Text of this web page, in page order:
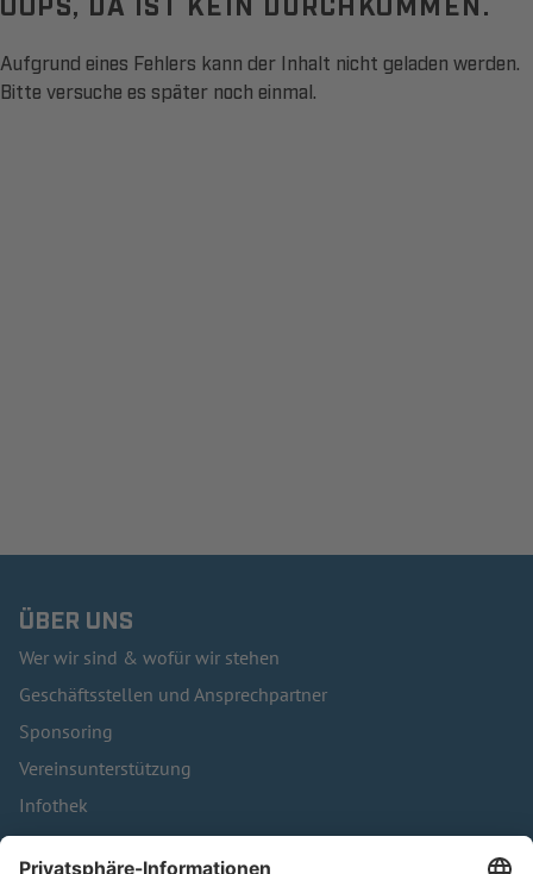
Aufgrund eines Fehlers kann der Inhalt nicht geladen werden.
Bitte versuche es später noch einmal.
ÜBER UNS
Wer wir sind & wofür wir stehen
Geschäftsstellen und Ansprechpartner
Sponsoring
Vereinsunterstützung
Infothek
Kontakt